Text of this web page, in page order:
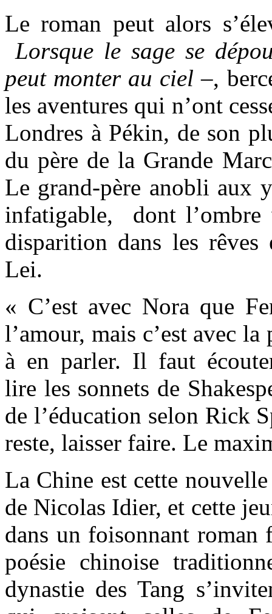
Le roman peut alors
Lorsque le sage se
peut monter au ciel –,
les aventures qui n’ont
Londres à Pékin, de son
du père de la Grande
Le grand-père anobli aux
infatigable, dont l’ombre
disparition dans les rêves
Lei.
« C’est avec Nora que
l’amour, mais c’est avec
à en parler. Il faut
lire les sonnets de
de l’éducation selon Rick
reste, laisser faire. Le
La Chine est cette
de Nicolas Idier, et cette
dans un foisonnant
poésie chinoise
dynastie des Tang